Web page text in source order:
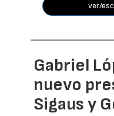
ver/
Gabriel
nuevo
Sigaus y